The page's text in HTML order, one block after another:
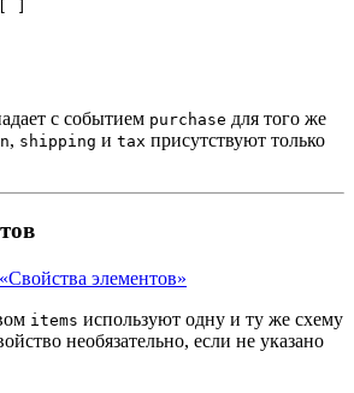
]
с событием purchase для того же
, shipping и tax присутствуют только
элементов»
items используют одну и ту же схему
необязательно, если не указано